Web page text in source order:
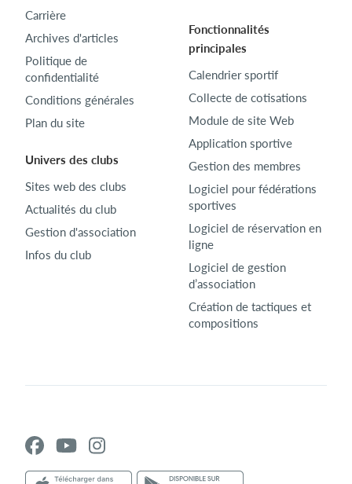
Carrière
Archives d'articles
Politique de
confidentialité
Conditions générales
Plan du site
Univers des clubs
Sites web des clubs
Actualités du club
Gestion d'association
Infos du club
Fonctionnalités
principales
Calendrier sportif
Collecte de cotisations
Module de site Web
Application sportive
Gestion des membres
Logiciel pour fédérations
sportives
Logiciel de réservation en
ligne
Logiciel de gestion
d’association
Création de tactiques et
compositions